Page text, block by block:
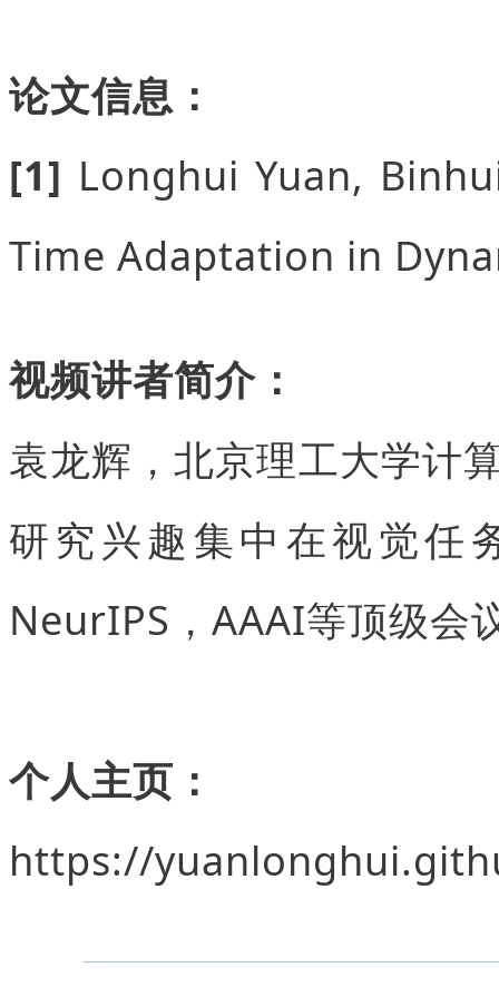
论文信息：
[1] Longhui Yuan,
Time Adaptation in
视频讲者简介：
袁龙辉，北京理工大学计
研究兴趣集中在视觉任
NeurIPS，AAAI等顶级会
个人主页：
https://